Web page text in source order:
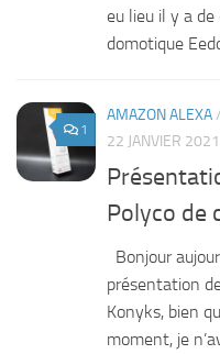
eu lieu il y a
domotique
1
AMAZON ALEXA/
22 JANVIER 2021
Polyco de
Bonjour
présentation
Konyks, bien
moment, je